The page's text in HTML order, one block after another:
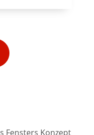
Fensters Konzept